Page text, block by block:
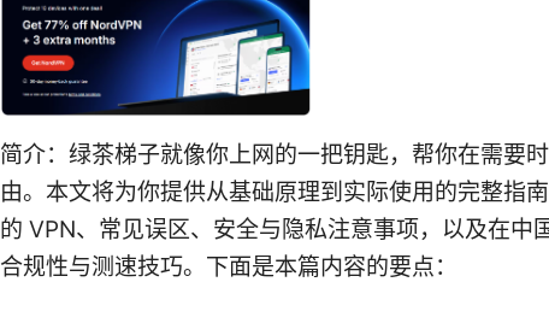
简介：绿茶梯子就像你上网的一把钥匙，帮你在需要
由。本文将为你提供从基础原理到实际使用的完整指
的 VPN、常见误区、安全与隐私注意事项，以及在中
合规性与测速技巧。下面是本篇内容的要点：